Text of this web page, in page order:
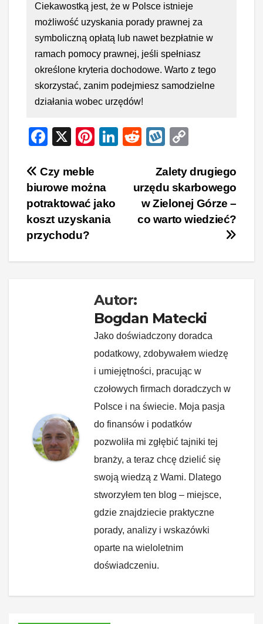
Ciekawostką jest, że w Polsce istnieje
możliwość uzyskania porady prawnej za
symboliczną opłatą lub nawet bezpłatnie w
ramach pomocy prawnej, jeśli spełniasz
określone kryteria dochodowe. Warto z tego
skorzystać, zanim podejmiesz samodzielne
działania wobec urzędów!
F
c
e
b
o
k
X
Pi
e
st
Li
R
di
t
W
o
p
p
y
Li
Nawigacja
wpisu
Zalety drugiego
urzędu skarbowego
w Zielonej Górze –
co warto wiedzieć?
Czy meble
biurowe można
potraktować jako
koszt uzyskania
przychodu?
Autor:
Bogdan Matecki
Jako doświadczony doradca
podatkowy, zdobywałem wiedzę
i umiejętności, pracując w
czołowych firmach doradczych w
Polsce i na świecie. Moja pasja
do finansów i podatków
pozwoliła mi zgłębić tajniki tej
branży, a teraz chcę dzielić się
swoją wiedzą z Wami. Dlatego
stworzyłem ten blog – miejsce,
gdzie znajdziecie praktyczne
porady, analizy i wskazówki
oparte na wieloletnim
doświadczeniu.